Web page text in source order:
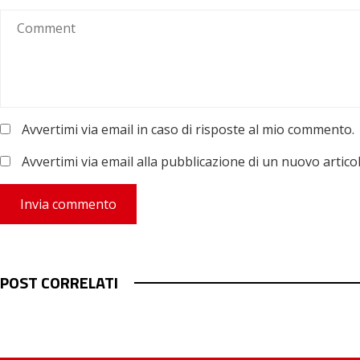
Avvertimi via email in caso di risposte al mio commento.
Avvertimi via email alla pubblicazione di un nuovo
POST CORRELATI